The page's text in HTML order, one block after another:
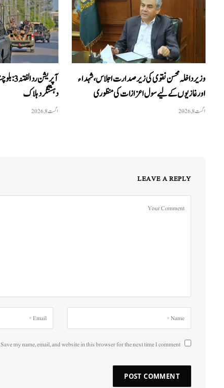
وزیرداخلہ محسن نقوی کی زیر صدارت اجلاس، شہداء
اور غازیوں کے لیے سول اعزازات کی منظوری
اگست 8, 2026
دہشتگرد ہلاک
اگست 8, 2026
LEAVE A REPLY
Save my name, email, and website in this browser for the next time I comment.